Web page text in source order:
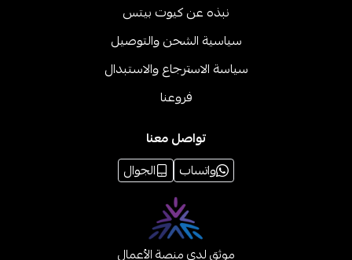
نبذه عن كيوت بيتس
سياسية الشحن والتوصيل
سياسة الاسترجاع والاستبدال
فروعنا
تواصل معنا
واتساب
الجوال
موثق لدى منصة الأعمال